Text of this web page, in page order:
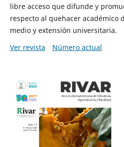
libre acceso que difunde y
respecto al quehacer académico
medio y extensión universitaria.
Ver revista
Número actual